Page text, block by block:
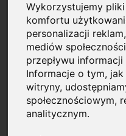
Wykorzystujemy
komfortu
personalizacji
mediów
przepływu
Informacje o tym,
witryny,
społecznościowym,
analitycznym.